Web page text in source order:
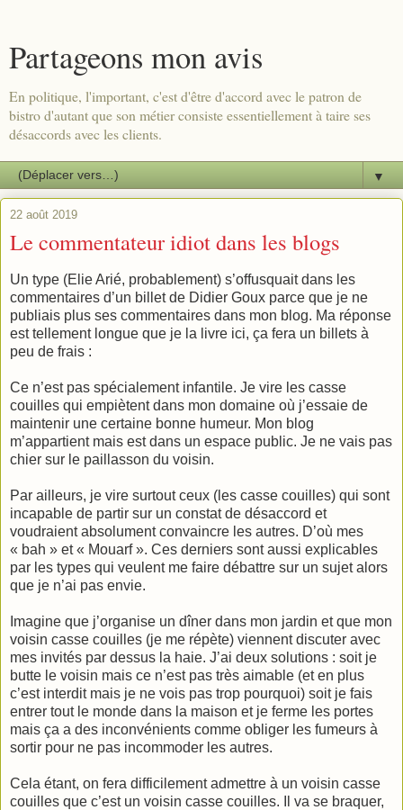
Partageons mon avis
En politique, l'important, c'est d'être d'accord avec le patron de
bistro d'autant que son métier consiste essentiellement à taire ses
désaccords avec les clients.
▼
22 août 2019
Le commentateur idiot dans les blogs
Un type (Elie Arié, probablement) s’offusquait dans les
commentaires d’un billet de Didier Goux parce que je ne
publiais plus ses commentaires dans mon blog. Ma réponse
est tellement longue que je la livre ici, ça fera un billets à
peu de frais :
Ce n’est pas spécialement infantile. Je vire les casse
couilles qui empiètent dans mon domaine où j’essaie de
maintenir une certaine bonne humeur. Mon blog
m’appartient mais est dans un espace public. Je ne vais pas
chier sur le paillasson du voisin.
Par ailleurs, je vire surtout ceux (les casse couilles) qui sont
incapable de partir sur un constat de désaccord et
voudraient absolument convaincre les autres. D’où mes
« bah » et « Mouarf ». Ces derniers sont aussi explicables
par les types qui veulent me faire débattre sur un sujet alors
que je n’ai pas envie.
Imagine que j’organise un dîner dans mon jardin et que mon
voisin casse couilles (je me répète) viennent discuter avec
mes invités par dessus la haie. J’ai deux solutions : soit je
butte le voisin mais ce n’est pas très aimable (et en plus
c’est interdit mais je ne vois pas trop pourquoi) soit je fais
entrer tout le monde dans la maison et je ferme les portes
mais ça a des inconvénients comme obliger les fumeurs à
sortir pour ne pas incommoder les autres.
Cela étant, on fera difficilement admettre à un voisin casse
couilles que c’est un voisin casse couilles. Il va se braquer,